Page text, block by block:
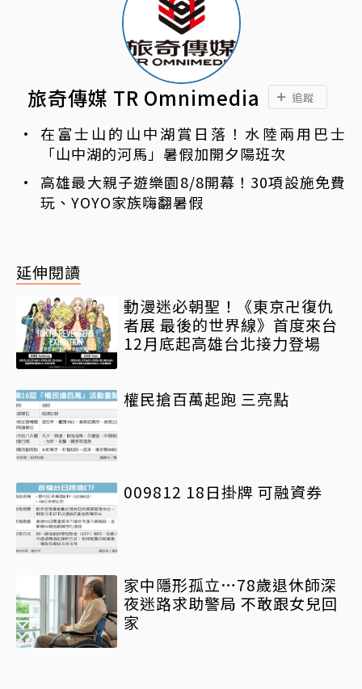
旅奇傳媒 TR Omnimedia 追蹤
在富士山的山中湖賞日落！水陸兩用巴士
「山中湖的河馬」暑假加開夕陽班次
高雄最大親子遊樂園8/8開幕！30項設施免費
玩、YOYO家族嗨翻暑假
延伸閱讀
動漫迷必朝聖！《東京卍復仇
者展 最後的世界線》首度來台
12月底起高雄台北接力登場
權民搶百萬起跑 三亮點
009812 18日掛牌 可融資券
家中隱形孤立…78歲退休師深
夜迷路求助警局 不敢跟女兒回
家